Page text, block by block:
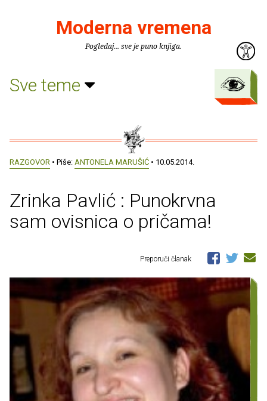
Moderna vremena
Pogledaj... sve je puno knjiga.
Sve teme
RAZGOVOR • Piše: ANTONELA MARUŠIĆ • 10.05.2014.
Zrinka Pavlić : Punokrvna
sam ovisnica o pričama!
Preporuči članak